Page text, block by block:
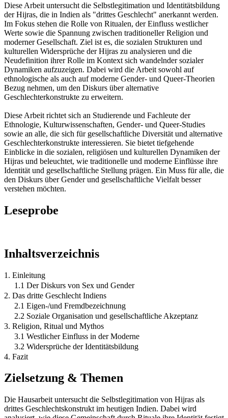
Diese Arbeit untersucht die Selbstlegitimation und Identitätsbildung
der Hijras, die in Indien als "drittes Geschlecht" anerkannt werden.
Im Fokus stehen die Rolle von Ritualen, der Einfluss westlicher
Werte sowie die Spannung zwischen traditioneller Religion und
moderner Gesellschaft. Ziel ist es, die sozialen Strukturen und
kulturellen Widersprüche der Hijras zu analysieren und die
Neudefinition ihrer Rolle im Kontext sich wandelnder sozialer
Dynamiken aufzuzeigen. Dabei wird die Arbeit sowohl auf
ethnologische als auch auf moderne Gender- und Queer-Theorien
Bezug nehmen, um den Diskurs über alternative
Geschlechterkonstrukte zu erweitern.
Diese Arbeit richtet sich an Studierende und Fachleute der
Ethnologie, Kulturwissenschaften, Gender- und Queer-Studies
sowie an alle, die sich für gesellschaftliche Diversität und alternative
Geschlechterkonstrukte interessieren. Sie bietet tiefgehende
Einblicke in die sozialen, religiösen und kulturellen Dynamiken der
Hijras und beleuchtet, wie traditionelle und moderne Einflüsse ihre
Identität und gesellschaftliche Stellung prägen. Ein Muss für alle, die
den Diskurs über Gender und gesellschaftliche Vielfalt besser
verstehen möchten.
Leseprobe
Inhaltsverzeichnis
1. Einleitung
1.1 Der Diskurs von Sex und Gender
2. Das dritte Geschlecht Indiens
2.1 Eigen-/und Fremdbezeichnung
2.2 Soziale Organisation und gesellschaftliche Akzeptanz
3. Religion, Ritual und Mythos
3.1 Westlicher Einfluss in der Moderne
3.2 Widersprüche der Identitätsbildung
4. Fazit
Zielsetzung & Themen
Die Hausarbeit untersucht die Selbstlegitimation von Hijras als
drittes Geschlechtskonstrukt im heutigen Indien. Dabei wird